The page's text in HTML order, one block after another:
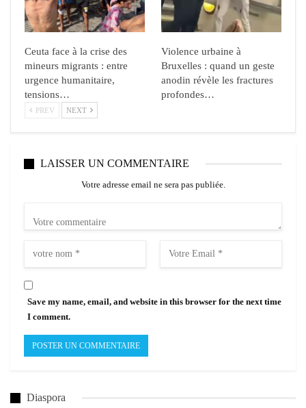
Ceuta face à la crise des
mineurs migrants : entre
urgence humanitaire,
tensions…
Violence urbaine à
Bruxelles : quand un geste
anodin révèle les fractures
profondes…
PREV NEXT
LAISSER UN COMMENTAIRE
Votre adresse email ne sera pas publiée.
Save my name, email, and website in this browser for the next time
I comment.
Diaspora